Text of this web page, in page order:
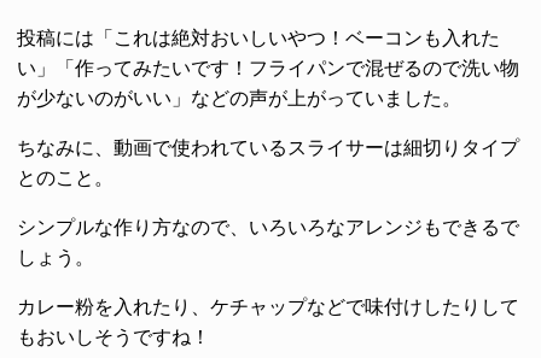
投稿には「これは絶対おいしいやつ！ベーコンも入れた
い」「作ってみたいです！フライパンで混ぜるので洗い物
が少ないのがいい」などの声が上がっていました。
ちなみに、動画で使われているスライサーは細切りタイプ
とのこと。
シンプルな作り方なので、いろいろなアレンジもできるで
しょう。
カレー粉を入れたり、ケチャップなどで味付けしたりして
もおいしそうですね！